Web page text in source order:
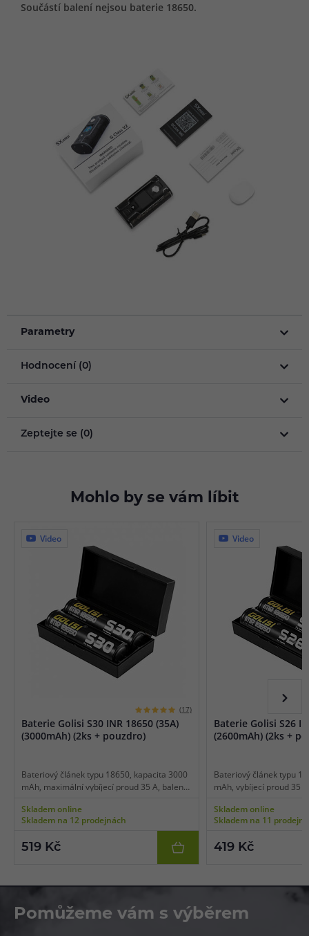
Součástí balení nejsou baterie 18650.
Parametry
Hodnocení (0)
Video
Zeptejte se (0)
Mohlo by se vám líbit
Video
(17)
Baterie Golisi S30 INR 18650 (35A)
(3000mAh) (2ks + pouzdro)
Bateriový článek typu 18650, kapacita 3000
mAh, maximální vybíjecí proud 35 A, balení
vysokým teplotám, úložné pouzdro součástí,
vhodné pro nízkoodporový vaping.
Skladem online
Skladem na 12 prodejnách
519 Kč
Video
Baterie Golisi S26
(2600mAh) (2ks +
Bateriový článek typu
mAh, vybíjecí proud 35
teplotám, úložné
pro nízkoodporový
Skladem online
Skladem na 11
419 Kč
Pomůžeme vám s výběrem